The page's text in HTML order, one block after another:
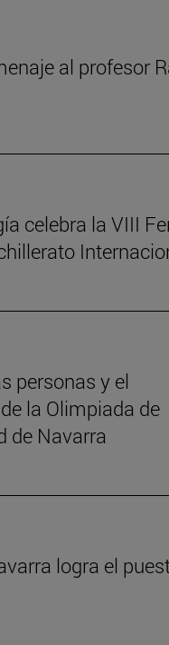
al profesor
celebra la VIII
personas y el
la Olimpiada de
de Navarra
logra el